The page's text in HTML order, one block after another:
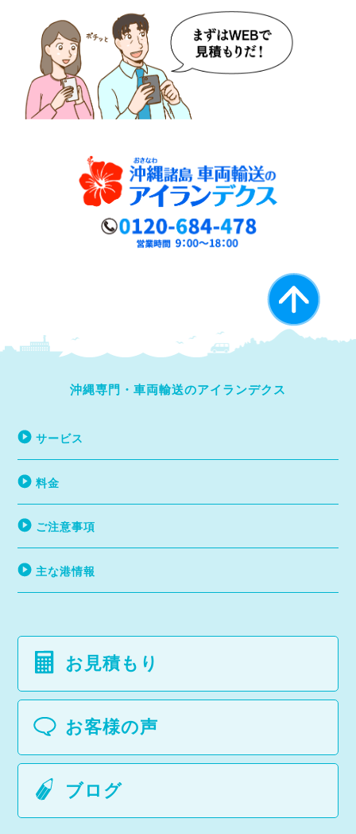
沖縄専門・車両輸送のアイランデクス
サービス
料金
ご注意事項
主な港情報
お見積もり
お客様の声
ブログ